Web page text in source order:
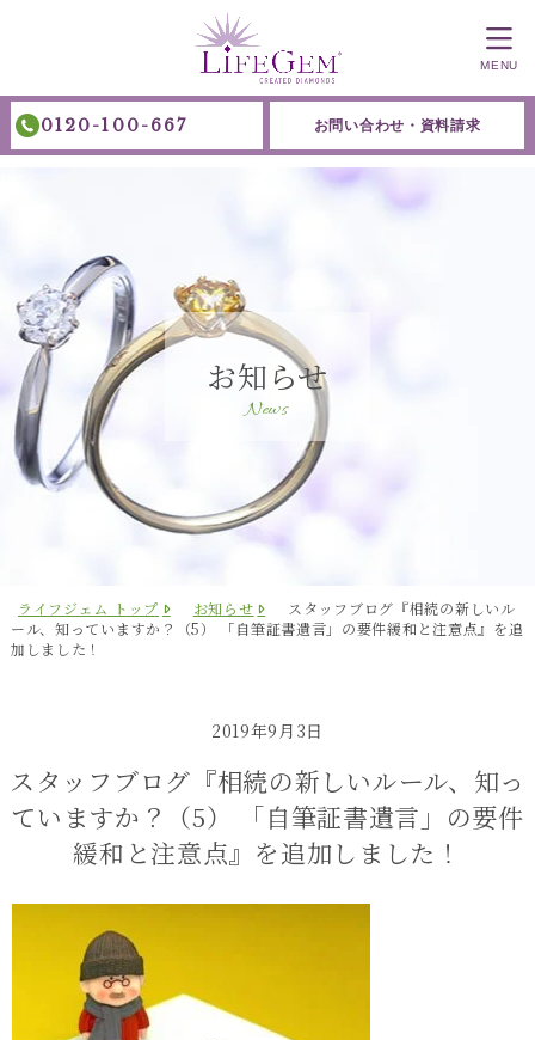
0120-100-667 お問い合わせ・資料請求
MENU
お知らせ
News
ライフジェム トップ お知らせ
スタッフブログ『相続の新しいル
ール、知っていますか？（5） 「自筆証書遺言」の要件緩和と注意点』を追
加しました！
2019年9月3日
スタッフブログ『相続の新しいルール、知っ
ていますか？（5） 「自筆証書遺言」の要件
緩和と注意点』を追加しました！